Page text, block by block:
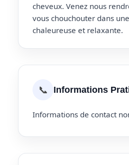
cheveux. Venez nous
vous chouchouter dans
chaleureuse et relaxante.
📞 Informations
Informations de contact